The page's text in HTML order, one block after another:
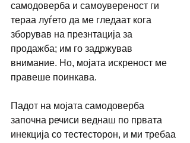
самодоверба и самоувереност ги
тераа луѓето да ме гледаат кога
зборував на презнтација за
продажба; им го задржував
внимание. Но, мојата искреност ме
правеше поинкава.
Падот на мојата самодоверба
започна речиси веднаш по првата
инекција со тестесторон, и ми требаа